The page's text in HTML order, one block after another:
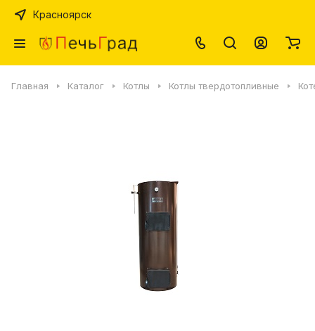
Красноярск
Главная Каталог Котлы Котлы твердотопливные